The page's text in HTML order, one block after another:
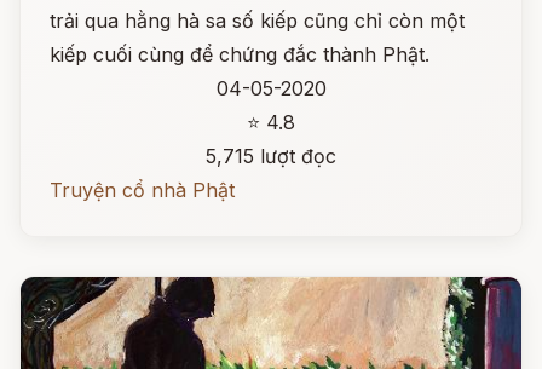
trải qua hằng hà sa số kiếp cũng chỉ còn một
kiếp cuối cùng để chứng đắc thành Phật.
04-05-2020
⭐ 4.8
5,715 lượt đọc
Truyện cổ nhà Phật